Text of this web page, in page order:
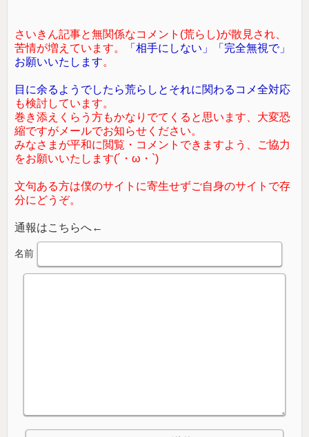
さいきん記事と無関係なコメント(荒らし)が散見され、
苦情が増えています。
「相手にしない」「完全無視で」
お願いいたします。
目に余るようでしたら荒らしとそれに関わるコメ全対応
も検討しています。
巻き添えくらう方もかなりでてくると思います、大変恐
縮ですがメールでお知らせください。
みなさまが平和に閲覧・コメントできますよう、ご協力
をお願いいたします(´・ω・`)
文句ある方は僕のサイトに寄生せずご自身のサイトで存
分にどうぞ。
通報はこちらへ←
名前